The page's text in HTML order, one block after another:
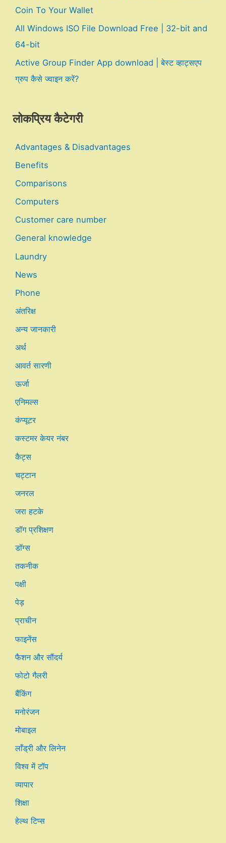
Coin To Your Wallet
All Windows ISO File Download Free | 32-bit and
64-bit
Active Group Finder App download | बेस्ट व्हाट्सएप
ग्रुप कैसे ज्वाइन करें?
लोकप्रिय कैटेगरी
Advantages & Disadvantages
Benefits
Comparisons
Computers
Customer care number
General knowledge
Laundry
News
Phone
अंतरिक्ष
अन्य जानकारी
अर्थ
आवर्त सारणी
ऊर्जा
एनिमल्स
कंप्यूटर
कस्टमर केयर नंबर
कैट्स
चट्टान
जनरल
जरा हटके
डॉग प्रशिक्षण
डॉग्स
तकनीक
पक्षी
पेड़
प्राचीन
फाइनेंस
फैशन और सौंदर्य
फोटो गैलरी
बैंकिंग
मनोरंजन
मोबाइल
लाँड्री और लिनेन
विश्व में टॉप
व्यापार
शिक्षा
हेल्थ टिप्स